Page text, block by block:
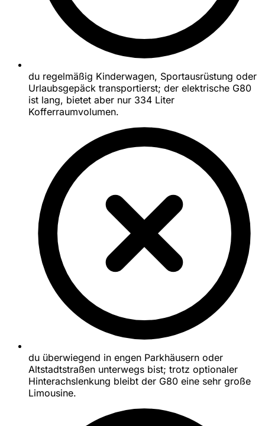
du regelmäßig Kinderwagen, Sportausrüstung oder
Urlaubsgepäck transportierst; der elektrische G80
ist lang, bietet aber nur 334 Liter
Kofferraumvolumen.
du überwiegend in engen Parkhäusern oder
Altstadtstraßen unterwegs bist; trotz optionaler
Hinterachslenkung bleibt der G80 eine sehr große
Limousine.